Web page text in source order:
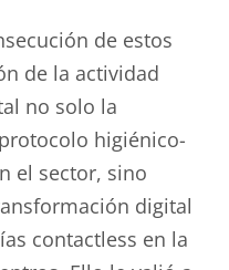
de estos
de la actividad
no solo la
higiénico-
el sector, sino
digital
contactless en la